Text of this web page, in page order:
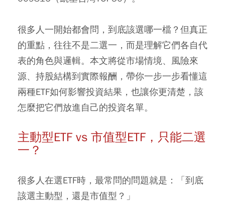
很多人一開始都會問，到底該選哪一檔？但真正
的重點，往往不是二選一，而是理解它們各自代
表的角色與邏輯。本文將從市場情境、風險來
源、持股結構到實際報酬，帶你一步一步看懂這
兩種ETF如何影響投資結果，也讓你更清楚，該
怎麼把它們放進自己的投資名單。
主動型ETF vs 市值型ETF，只能二選
一？
很多人在選ETF時，最常問的問題就是：「到底
該選主動型，還是市值型？」